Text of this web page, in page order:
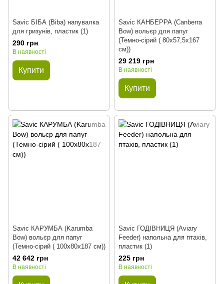
Savic БІБА (Biba) напувалка
для гризунів, пластик (1)
290 грн
В наявності
Купити
Savic КАНБЕРРА (Canberra
Bow) вольєр для папуг
(Темно-сірий ( 80х57,5х167
см))
29 219 грн
В наявності
Купити
Savic КАРУМБА (Karumba
Bow) вольєр для папуг
(Темно-сірий ( 100х80х187 см))
42 642 грн
В наявності
Savic ГОДІВНИЦЯ (Aviary
Feeder) напольна для птахів,
пластик (1)
225 грн
В наявності